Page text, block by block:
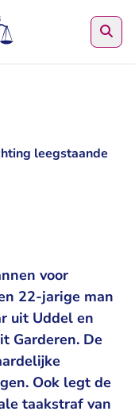
leegstaande
voor
22-jarige man
uit Uddel en
Garderen. De
Ook legt de
taakstraf van